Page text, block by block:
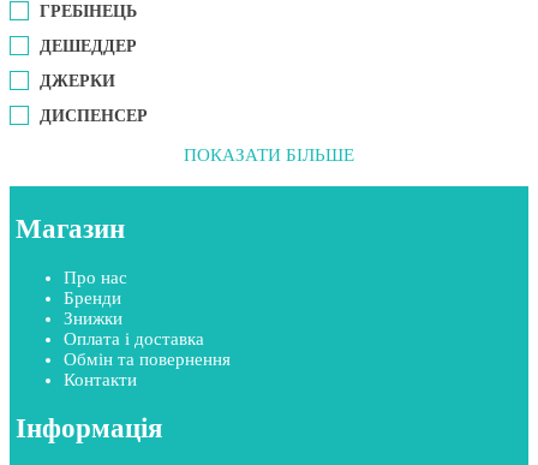
ГРЕБІНЕЦЬ
ДЕШЕДДЕР
ДЖЕРКИ
ДИСПЕНСЕР
ПОКАЗАТИ БІЛЬШЕ
Магазин
Про нас
Бренди
Знижки
Оплата і доставка
Обмін та повернення
Контакти
Інформація